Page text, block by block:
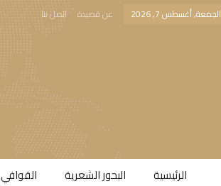
الجمعة, أغسطس 7, 2026 عن قصيدة اتصل بنا
الرئيسية البحور الشعرية​